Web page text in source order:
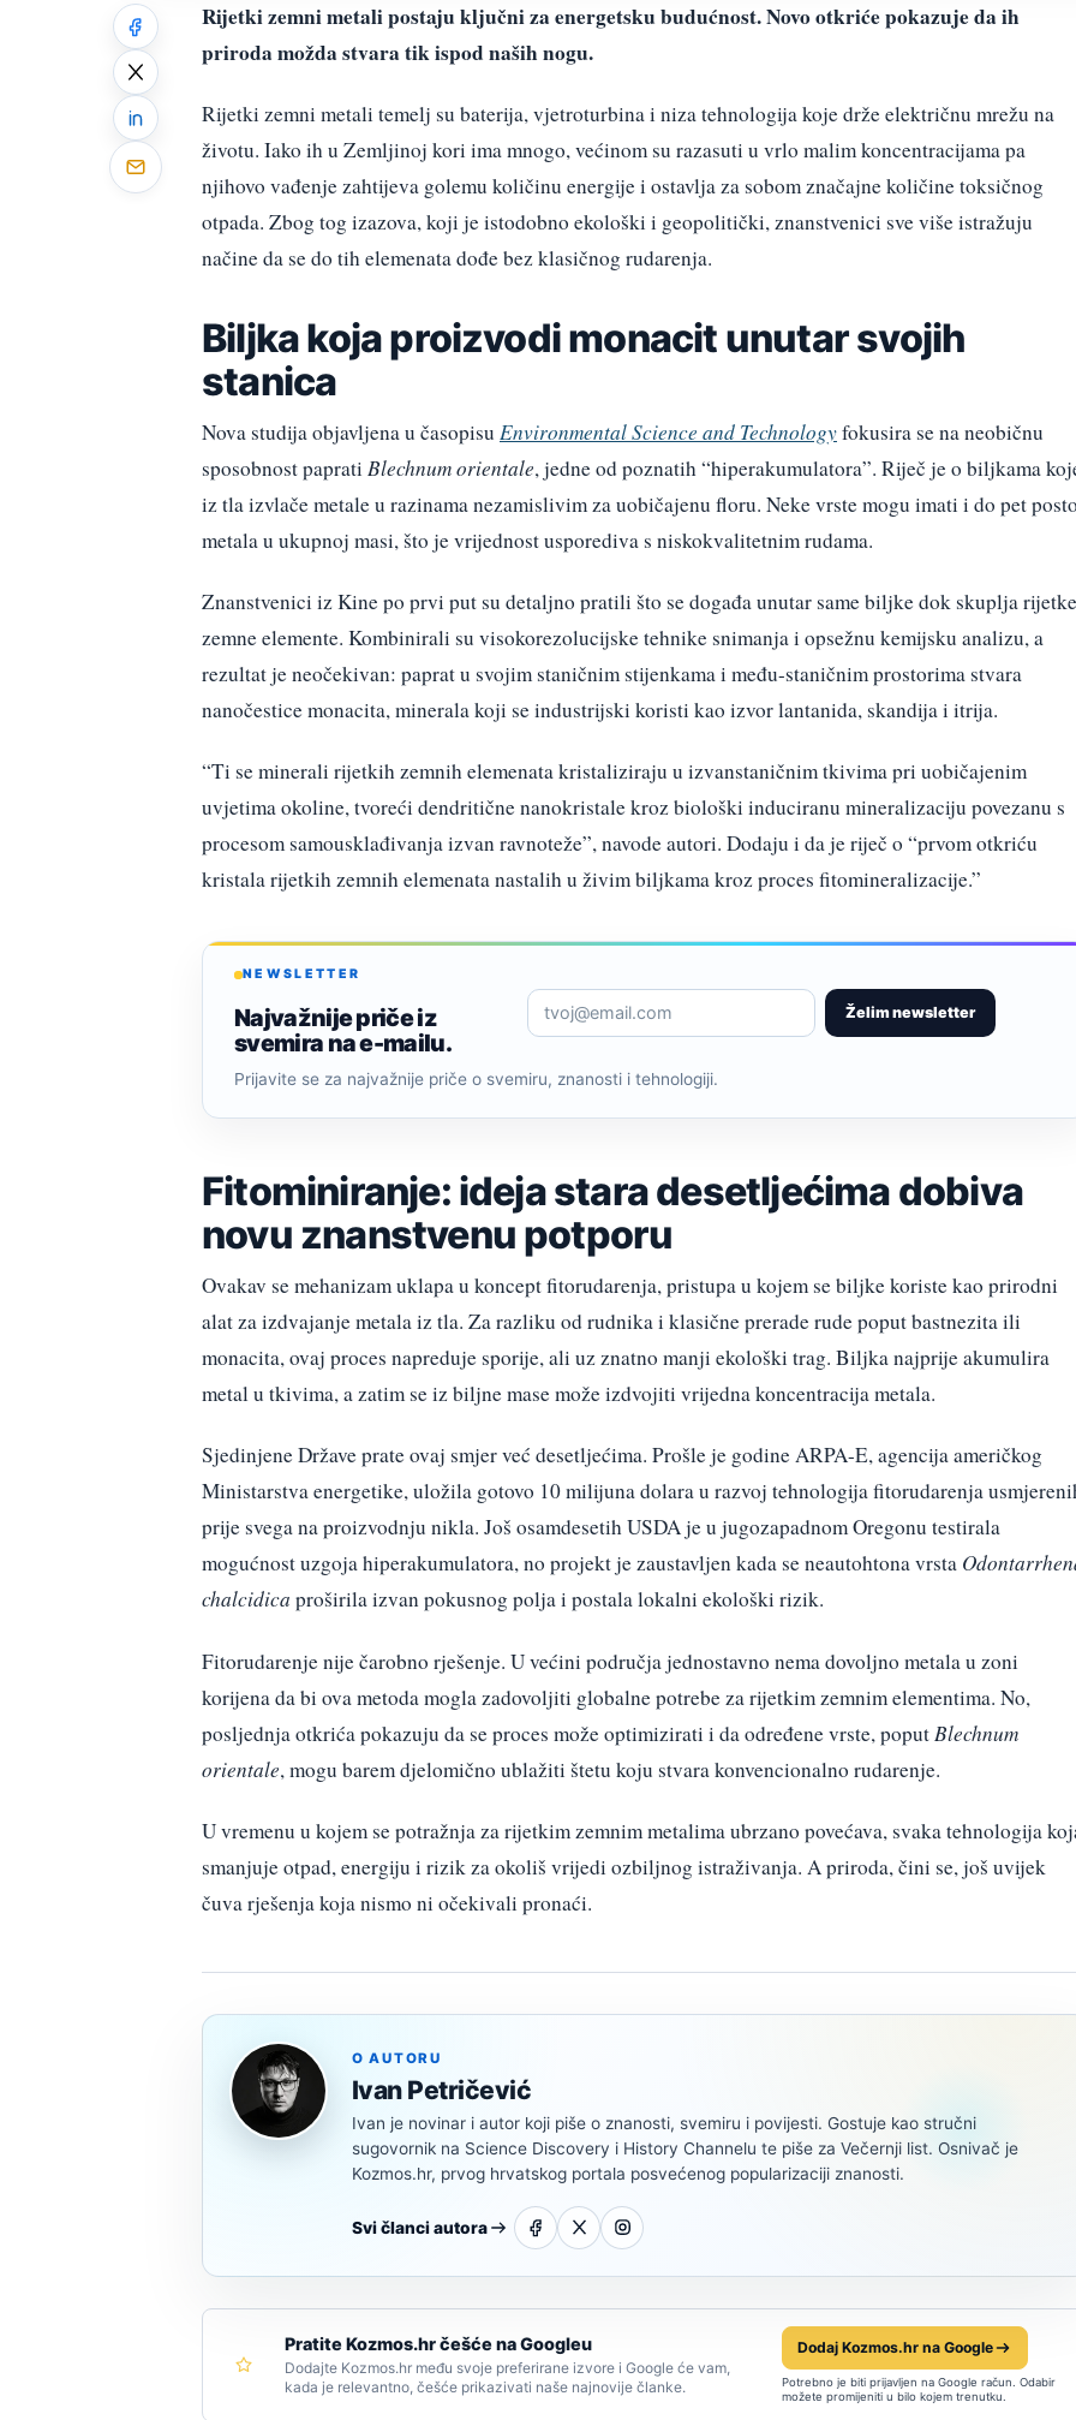
Rijetki zemni metali postaju ključni za energetsku budućnost. Novo otkriće pokazuje da ih
priroda možda stvara tik ispod naših nogu.
Rijetki zemni metali temelj su baterija, vjetroturbina i niza tehnologija koje drže električnu mrežu na
životu. Iako ih u Zemljinoj kori ima mnogo, većinom su razasuti u vrlo malim koncentracijama pa
njihovo vađenje zahtijeva golemu količinu energije i ostavlja za sobom značajne količine toksičnog
otpada. Zbog tog izazova, koji je istodobno ekološki i geopolitički, znanstvenici sve više istražuju
načine da se do tih elemenata dođe bez klasičnog rudarenja.
Biljka koja proizvodi monacit unutar svojih
stanica
Nova studija objavljena u časopisu Environmental Science and Technologyfokusira se na neobičnu
sposobnost paprati Blechnum orientale, jedne od poznatih “hiperakumulatora”. Riječ je o biljkama
iz tla izvlače metale u razinama nezamislivim za uobičajenu floru. Neke vrste mogu imati i do pet posto
metala u ukupnoj masi, što je vrijednost usporediva s niskokvalitetnim rudama.
Znanstvenici iz Kine po prvi put su detaljno pratili što se događa unutar same biljke dok skuplja rijetke
zemne elemente. Kombinirali su visokorezolucijske tehnike snimanja i opsežnu kemijsku analizu, a
rezultat je neočekivan: paprat u svojim staničnim stijenkama i među-staničnim prostorima stvara
nanočestice monacita, minerala koji se industrijski koristi kao izvor lantanida, skandija i itrija.
“Ti se minerali rijetkih zemnih elemenata kristaliziraju u izvanstaničnim tkivima pri uobičajenim
uvjetima okoline, tvoreći dendritične nanokristale kroz biološki induciranu mineralizaciju povezanu s
procesom samousklađivanja izvan ravnoteže”, navode autori. Dodaju i da je riječ o “prvom otkriću
kristala rijetkih zemnih elemenata nastalih u živim biljkama kroz proces fitomineralizacije.”
NEWSLETTER
Najvažnije priče iz
svemira na e-mailu.
Želim newsletter
Prijavite se za najvažnije priče o svemiru, znanosti i tehnologiji.
Fitominiranje: ideja stara desetljećima dobiva
novu znanstvenu potporu
Ovakav se mehanizam uklapa u koncept fitorudarenja, pristupa u kojem se biljke koriste kao prirodni
alat za izdvajanje metala iz tla. Za razliku od rudnika i klasične prerade rude poput bastnezita ili
monacita, ovaj proces napreduje sporije, ali uz znatno manji ekološki trag. Biljka najprije akumulira
metal u tkivima, a zatim se iz biljne mase može izdvojiti vrijedna koncentracija metala.
Sjedinjene Države prate ovaj smjer već desetljećima. Prošle je godine ARPA-E, agencija američkog
Ministarstva energetike, uložila gotovo 10 milijuna dolara u razvoj tehnologija fitorudarenja
prije svega na proizvodnju nikla. Još osamdesetih USDA je u jugozapadnom Oregonu testirala
mogućnost uzgoja hiperakumulatora, no projekt je zaustavljen kada se neautohtona vrsta
chalcidica proširila izvan pokusnog polja i postala lokalni ekološki rizik.
Fitorudarenje nije čarobno rješenje. U većini područja jednostavno nema dovoljno metala u zoni
korijena da bi ova metoda mogla zadovoljiti globalne potrebe za rijetkim zemnim elementima. No,
posljednja otkrića pokazuju da se proces može optimizirati i da određene vrste, poput Blechnum
orientale, mogu barem djelomično ublažiti štetu koju stvara konvencionalno rudarenje.
U vremenu u kojem se potražnja za rijetkim zemnim metalima ubrzano povećava, svaka tehnologija
smanjuje otpad, energiju i rizik za okoliš vrijedi ozbiljnog istraživanja. A priroda, čini se, još uvijek
čuva rješenja koja nismo ni očekivali pronaći.
O AUTORU
Ivan Petričević
Ivan je novinar i autor koji piše o znanosti, svemiru i povijesti. Gostuje kao stručni
sugovornik na Science Discovery i History Channelu te piše za Večernji list. Osnivač je
Kozmos.hr, prvog hrvatskog portala posvećenog popularizaciji znanosti.
Svi članci autora
Pratite Kozmos.hr češće na Googleu
Dodajte Kozmos.hr među svoje preferirane izvore i Google će vam,
kada je relevantno, češće prikazivati naše najnovije članke.
Dodaj Kozmos.hr na Google
Potrebno je biti prijavljen na Google račun. Odabir
možete promijeniti u bilo kojem trenutku.